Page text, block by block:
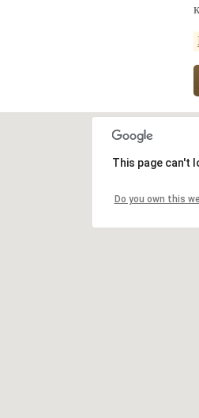
This page can't
Do you own this